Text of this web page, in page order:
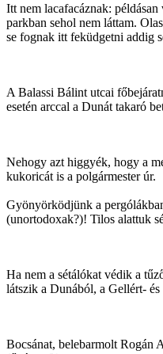
Itt nem lacafacáznak:
parkban sehol nem láttam.
se fognak itt feküdgetni addig
A Balassi Bálint utcai
esetén arccal a Dunát takaró
Nehogy azt higgyék, hogy a
kukoricát is a polgármester úr.
Gyönyörködjünk a
(unortodoxak?)! Tilos alattuk
Ha nem a sétálókat védik a
látszik a Dunából, a Gellért-
Bocsánat, belebarmolt Rogán